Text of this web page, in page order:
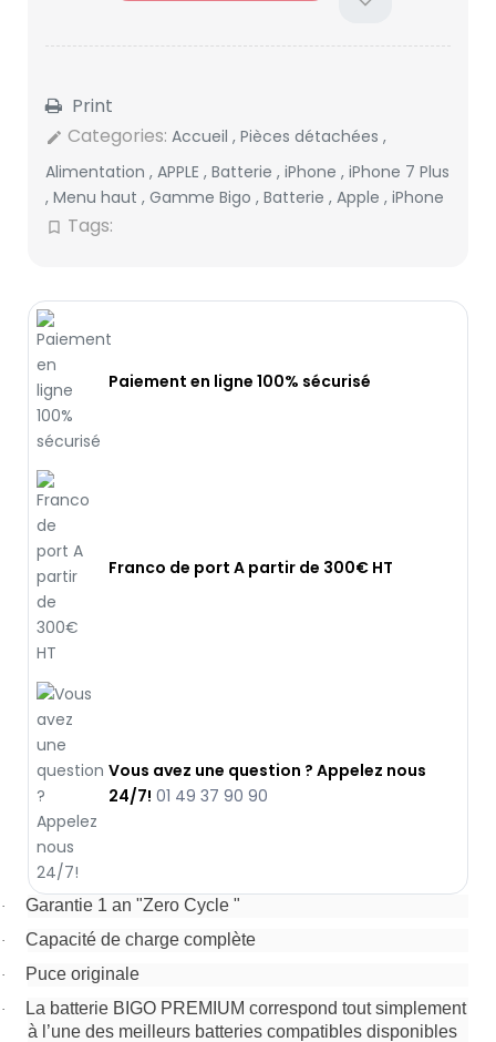
Print
edit Categories: Accueil , Pièces détachées ,
Alimentation , APPLE , Batterie , iPhone , iPhone 7 Plus
, Menu haut , Gamme Bigo , Batterie , Apple , iPhone
bookmark_border Tags:
Paiement en ligne 100% sécurisé
Franco de port A partir de 300€ HT
Vous avez une question ? Appelez nous
24/7! 01 49 37 90 90
· Garantie 1 an "Zero Cycle "
· Capacité de charge complète
· Puce originale
·
La batterie BIGO PREMIUM correspond tout simplement
à l’une des meilleurs batteries compatibles disponibles